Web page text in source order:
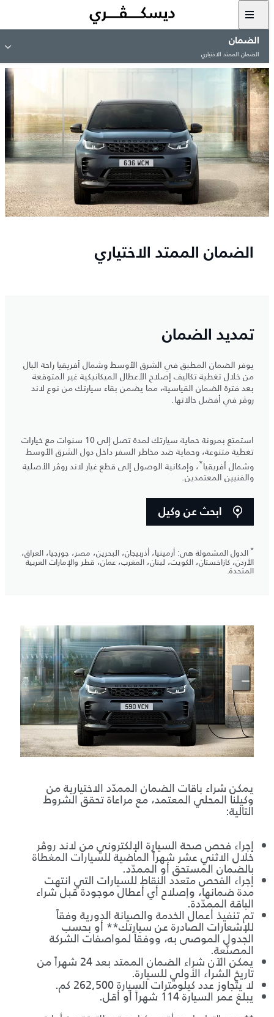
الضمان
الضمان الممتد الاختياري
الضمان الممتد الاختياري
تمديد الضمان
يوفر الضمان المطبق في الشرق الأوسط وشمال أفريقيا راحة البال
من خلال تغطية تكاليف إصلاح الأعطال الميكانيكية غير المتوقعة
بعد فترة الضمان القياسية، مما يضمن بقاء سيارتك من نوع لاند
روڤر في أفضل حالاتها.
استمتع بمرونة حماية سيارتك لمدة تصل إلى 10 سنوات مع خيارات
تغطية متنوعة، وحماية ضد مخاطر السفر داخل دول الشرق الأوسط
وشمال أفريقيا*، وإمكانية الوصول إلى قطع غيار لاند روڤر الأصلية
والفنيين المعتمدين.
ابحث عن وكيل
* الدول المشمولة هي: أرمينيا، أذربيجان، البحرين، مصر، جورجيا، العراق،
الأردن، كازاخستان، الكويت، لبنان، المغرب، عمان، قطر والإمارات العربية
المتحدة.
يمكن شراء باقات الضمان الممدّد الاختيارية من
وكيلنا المحلي المعتمد، مع مراعاة تحقق الشروط
التالية:
إجراء فحص صحة السيارة الإلكتروني من لاند روڤر
خلال الاثني عشر شهراً الماضية للسيارات المغطاة
بالضمان المستحق أو الممدّد.
إجراء الفحص متعدد النقاط للسيارات التي انتهت
مدة ضمانها، وإصلاح أي أعطال موجودة قبل شراء
الباقة الممدّدة.
تم تنفيذ أعمال الخدمة والصيانة الدورية وفقاً
للإشعارات الصادرة عن سيارتك** أو بحسب
الجدول الموصى به، ووفقاً لمواصفات الشركة
المصنّعة.
يمكن الآن شراء الضمان الممتد بعد 24 شهراً من
تاريخ الشراء الأولي للسيارة.
لا يتجاوز عدد كيلومترات السيارة 262,500 كم.
يبلغ عمر السيارة 114 شهراً أو أقل.